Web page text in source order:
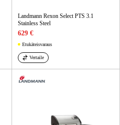
Landmann Rexon Select PTS 3.1
Stainless Steel
629 €
Etukäteisvaraus
Vertaile